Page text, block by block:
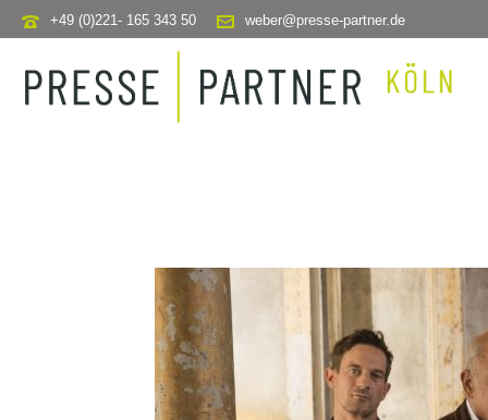
+49 (0)221- 165 343 50 weber@presse-partner.de